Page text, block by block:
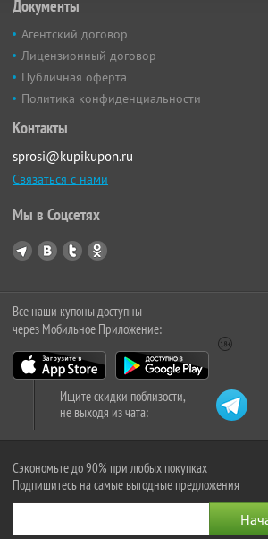
Документы
Агентский договор
Лицензионный договор
Публичная оферта
Политика конфиденциальности
Контакты
sprosi@kupikupon.ru
Связаться с нами
Мы в Соцсетях
Все наши купоны доступны
через Мобильное Приложение:
Ищите скидки поблизости,
не выходя из чата:
Сэкономьте до 90% при любых покупках
Подпишитесь на самые выгодные предложения